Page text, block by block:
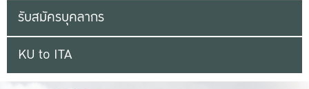
รับสมัครบุคลากร
KU to ITA